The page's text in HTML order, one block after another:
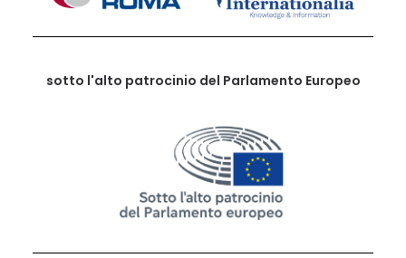
sotto l'alto patrocinio del Parlamento Europeo